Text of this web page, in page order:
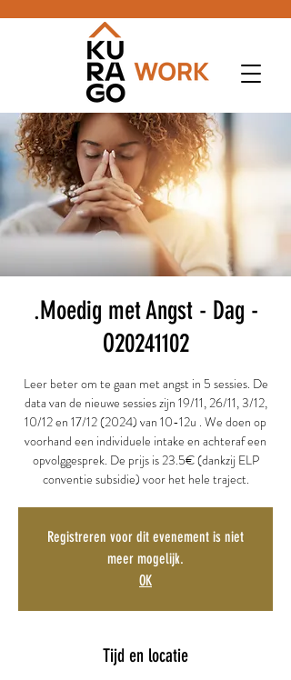
.Moedig met Angst - Dag -
O20241102
Leer beter om te gaan met angst in 5 sessies. De
data van de nieuwe sessies zijn 19/11, 26/11, 3/12,
10/12 en 17/12 (2024) van 10-12u . We doen op
voorhand een individuele intake en achteraf een
opvolggesprek. De prijs is 23.5€ (dankzij ELP
conventie subsidie) voor het hele traject.
Registreren voor dit evenement is niet
meer mogelijk.
OK
Tijd en locatie